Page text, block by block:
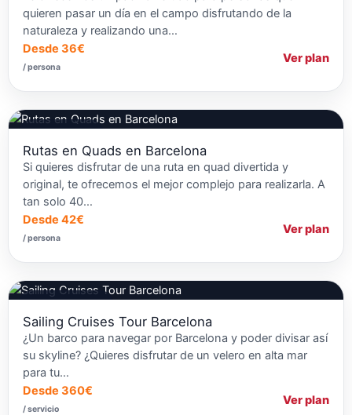
quieren pasar un día en el campo disfrutando de la
naturaleza y realizando una…
Desde 36€
/ persona
Ver plan
Rutas en Quads en Barcelona
Si quieres disfrutar de una ruta en quad divertida y
original, te ofrecemos el mejor complejo para realizarla. A
tan solo 40…
Desde 42€
/ persona
Ver plan
Sailing Cruises Tour Barcelona
¿Un barco para navegar por Barcelona y poder divisar así
su skyline? ¿Quieres disfrutar de un velero en alta mar
para tu…
Desde 360€
/ servicio
Ver plan